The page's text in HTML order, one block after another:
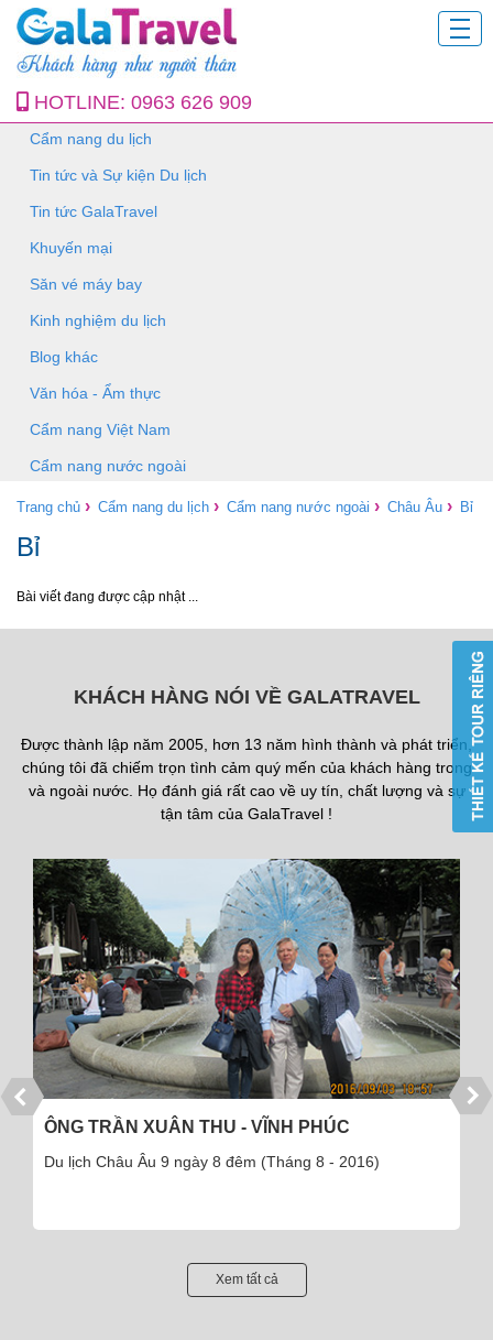
HOTLINE: 0963 626 909
Cẩm nang du lịch
Tin tức và Sự kiện Du lịch
Tin tức GalaTravel
Khuyến mại
Săn vé máy bay
Kinh nghiệm du lịch
Blog khác
Văn hóa - Ẩm thực
Cẩm nang Việt Nam
Cẩm nang nước ngoài
Trang chủ › Cẩm nang du lịch › Cẩm nang nước ngoài › Châu Âu › Bỉ
Bỉ
Bài viết đang được cập nhật ...
KHÁCH HÀNG NÓI VỀ GALATRAVEL
Được thành lập năm 2005, hơn 13 năm hình thành và phát triển,
chúng tôi đã chiếm trọn tình cảm quý mến của khách hàng trong
và ngoài nước. Họ đánh giá rất cao về uy tín, chất lượng và sự
tận tâm của GalaTravel !
ÔNG TRẦN XUÂN THU - VĨNH PHÚC
Du lịch Châu Âu 9 ngày 8 đêm (Tháng 8 - 2016)
Xem tất cả